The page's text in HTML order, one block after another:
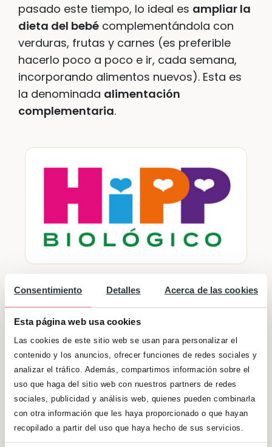
Consentimiento Detalles Acerca de las cookies
Esta página web usa cookies
Las cookies de este sitio web se usan para personalizar el
contenido y los anuncios, ofrecer funciones de redes sociales y
analizar el tráfico. Además, compartimos información sobre el
uso que haga del sitio web con nuestros partners de redes
sociales, publicidad y análisis web, quienes pueden combinarla
con otra información que les haya proporcionado o que hayan
recopilado a partir del uso que haya hecho de sus servicios.
pasado este tiempo, lo ideal es ampliar la
dieta del bebé complementándola con
verduras, frutas y carnes (es preferible
hacerlo poco a poco e ir, cada semana,
incorporando alimentos nuevos). Esta es
la denominada alimentación
complementaria.
Asimismo,la alimentación BIO es la mejor
opción para el bebé, puesto que
promueve su correcto desarrollo
contener toxinas que pueden afectar su
salud, sino todo lo contrario. En general, se
recomienda elconsumo de productos
naturales, no procesados, locales y de
temporada. En HiPP encontrarás ideas de
menú y sugerencias de cómo ir
introduciendo ciertos alimentosen la